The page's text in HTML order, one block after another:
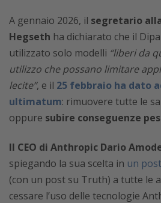
A gennaio 2026, il segretario
Hegseth ha dichiarato che il
utilizzato solo modelli “liberi da
utilizzo che possano limitare
lecite”, e il 25 febbraio ha dato
ultimatum: rimuovere tutte le
oppure subire conseguenze
Il CEO di Anthropic Dario
spiegando la sua scelta in un post
(con un post su Truth) a tutte le
cessare l’uso delle tecnologie